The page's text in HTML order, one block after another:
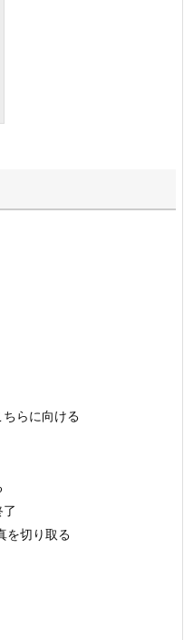
らに向ける
を切り取る